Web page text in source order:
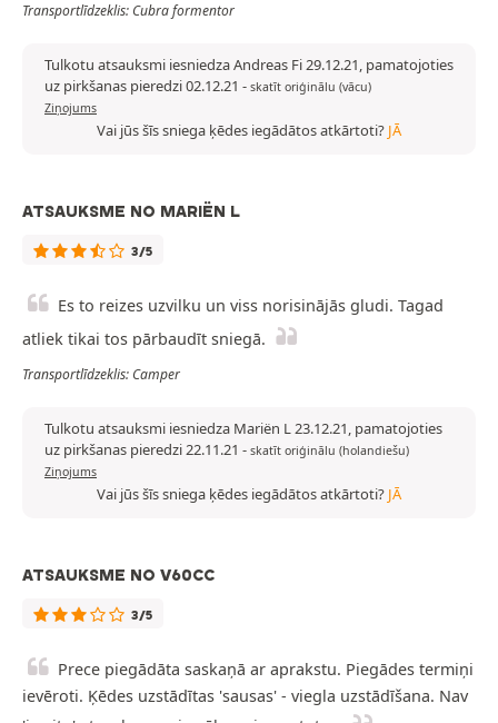
Transportlīdzeklis: Cubra formentor
Tulkotu atsauksmi iesniedza Andreas Fi 29.12.21, pamatojoties
uz pirkšanas pieredzi 02.12.21 - skatīt oriģinālu (vācu)
Ziņojums
Vai jūs šīs sniega ķēdes iegādātos atkārtoti? JĀ
ATSAUKSME NO MARIËN L
3/5
Es to reizes uzvilku un viss norisinājās gludi. Tagad
atliek tikai tos pārbaudīt sniegā.
Transportlīdzeklis: Camper
Tulkotu atsauksmi iesniedza Mariën L 23.12.21, pamatojoties
uz pirkšanas pieredzi 22.11.21 - skatīt oriģinālu (holandiešu)
Ziņojums
Vai jūs šīs sniega ķēdes iegādātos atkārtoti? JĀ
ATSAUKSME NO V60CC
3/5
Prece piegādāta saskaņā ar aprakstu. Piegādes termiņi
ievēroti. Ķēdes uzstādītas 'sausas' - viegla uzstādīšana. Nav